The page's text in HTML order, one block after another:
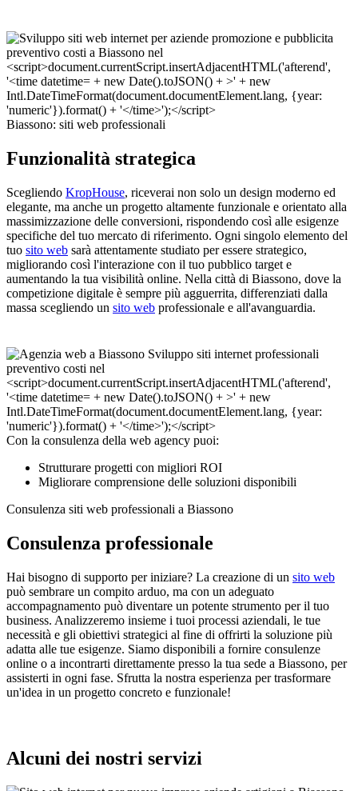
Biassono: siti web professionali
Funzionalità strategica
Scegliendo KropHouse, riceverai non solo un design moderno ed
elegante, ma anche un progetto altamente funzionale e orientato alla
massimizzazione delle conversioni, rispondendo così alle esigenze
specifiche del tuo mercato di riferimento. Ogni singolo elemento del
tuo sito web sarà attentamente studiato per essere strategico,
migliorando così l'interazione con il tuo pubblico target e
aumentando la tua visibilità online. Nella città di Biassono, dove la
competizione digitale è sempre più agguerrita, differenziati dalla
massa scegliendo un sito web professionale e all'avanguardia.
Con la consulenza della web agency puoi:
Strutturare progetti con migliori ROI
Migliorare comprensione delle soluzioni disponibili
Consulenza siti web professionali a Biassono
Consulenza professionale
Hai bisogno di supporto per iniziare? La creazione di un sito web
può sembrare un compito arduo, ma con un adeguato
accompagnamento può diventare un potente strumento per il tuo
business. Analizzeremo insieme i tuoi processi aziendali, le tue
necessità e gli obiettivi strategici al fine di offrirti la soluzione più
adatta alle tue esigenze. Siamo disponibili a fornire consulenze
online o a incontrarti direttamente presso la tua sede a Biassono, per
assisterti in ogni fase. Sfrutta la nostra esperienza per trasformare
un'idea in un progetto concreto e funzionale!
Alcuni dei nostri servizi